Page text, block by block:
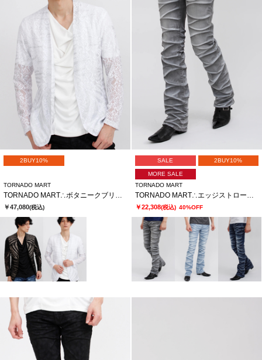
2BUY10%
TORNADO MART
TORNADO MART∴ボタニークブリリオレースノーカラージャケット
￥47,080(税込)
SALE 2BUY10%
MORE SALE
TORNADO MART
TORNADO MART∴エッジストロークシューカットデニム
￥22,308(税込) 40%OFF